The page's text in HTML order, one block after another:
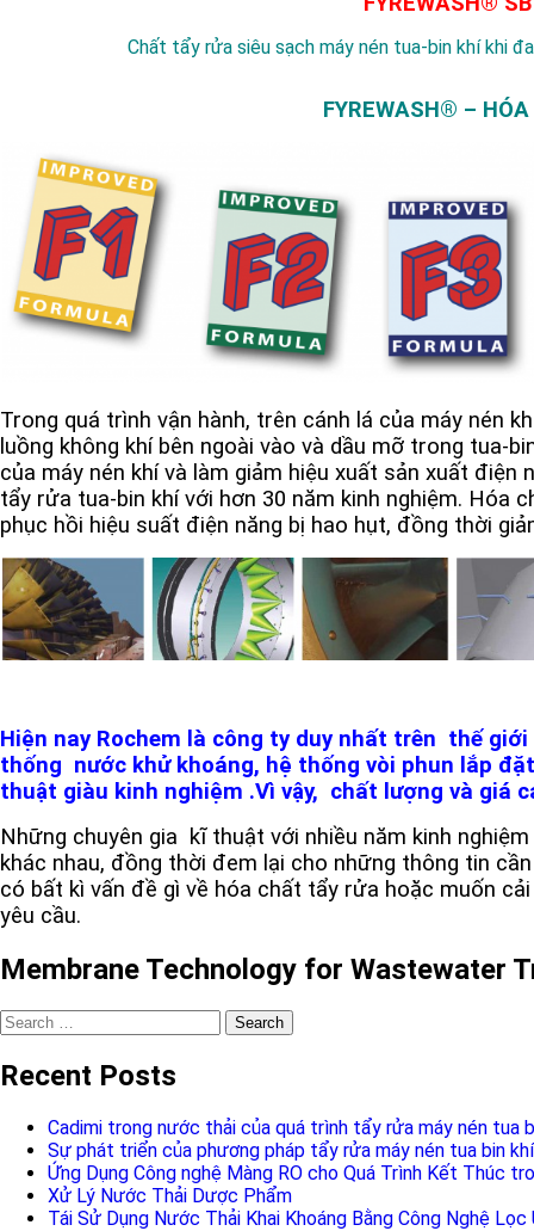
Chất tẩy rửa siêu sạch máy nén tua-bin khí khi
FYREWASH® –
Trong quá trình vận hành, trên cánh lá của máy nén
luồng không khí bên ngoài vào và dầu mỡ trong tua-
của máy nén khí và làm giảm hiệu xuất sản xuất
tẩy rửa tua-bin khí với hơn 30 năm kinh nghiệm. Hóa
phục hồi hiệu suất điện năng bị hao hụt, đồng thời
Hiện nay Rochem là công ty duy nhất trên thế
thống nước khử khoáng, hệ thống vòi phun lắp
thuật giàu kinh nghiệm .Vì vậy, chất lượng và giá
Những chuyên gia kĩ thuật với nhiều năm kinh
khác nhau, đồng thời đem lại cho những thông tin
có bất kì vấn đề gì về hóa chất tẩy rửa hoặc muốn
yêu cầu.
Membrane Technology for Wastewater
Search
for:
Recent Posts
Cadimi trong nước thải của quá trình tẩy rửa máy nén tua
Sự phát triển của phương pháp tẩy rửa máy nén tua bin khí
Ứng Dụng Công nghệ Màng RO cho Quá Trình Kết Thúc
Xử Lý Nước Thải Dược Phẩm
Tái Sử Dụng Nước Thải Khai Khoáng Bằng Công Nghệ Lọc